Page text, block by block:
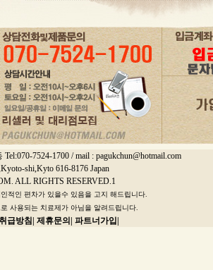
7524-1700 / mail : pagukchun@hotmail.com
shi,Kyto 616-8176 Japan
ALL RIGHTS RESERVED.1
적인 편차가 있을수 있음을 고지 해드립니다.
사용되는 치료제가 아님을 알려드립니다.
급방침| 제휴문의| 파트너가입|